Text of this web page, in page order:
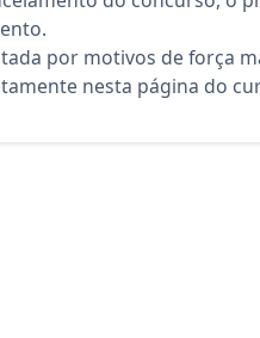
por motivos de força
nesta página do